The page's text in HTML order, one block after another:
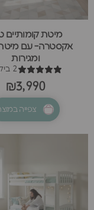
מיטת קומותיים
אקסטרה- עם
ומגירות
2 ביקורות
₪3,990
צפייה